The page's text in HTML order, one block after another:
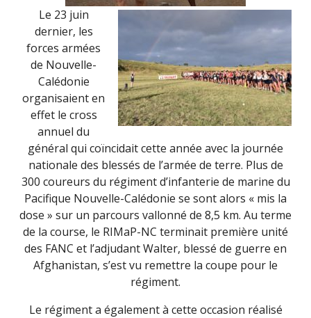
Le 23 juin
dernier, les
forces armées
de Nouvelle-
Calédonie
organisaient en
effet le cross
annuel du
général qui coïncidait cette année avec la journée
nationale des blessés de l’armée de terre. Plus de
300 coureurs du régiment d’infanterie de marine du
Pacifique Nouvelle-Calédonie se sont alors « mis la
dose » sur un parcours vallonné de 8,5 km. Au terme
de la course, le RIMaP-NC terminait première unité
des FANC et l’adjudant Walter, blessé de guerre en
Afghanistan, s’est vu remettre la coupe pour le
régiment.
Le régiment a également à cette occasion réalisé